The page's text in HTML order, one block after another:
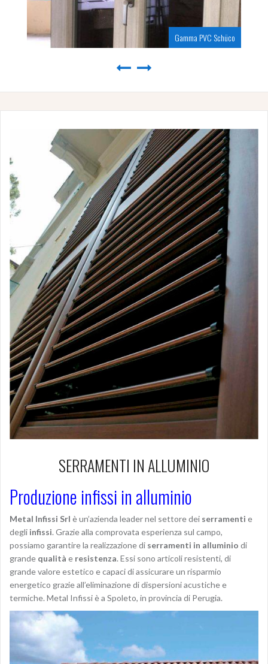
Gamma PVC Schüco
SERRAMENTI IN ALLUMINIO
Produzione infissi in alluminio
Metal Infissi Srl è un’azienda leader nel settore dei serramenti e
degli infissi. Grazie alla comprovata esperienza sul campo,
possiamo garantire la realizzazione di serramenti in alluminio di
grande qualità e resistenza. Essi sono articoli resistenti, di
grande valore estetico e capaci di assicurare un risparmio
energetico grazie all’eliminazione di dispersioni acustiche e
termiche. Metal Infissi è a Spoleto, in provincia di Perugia.